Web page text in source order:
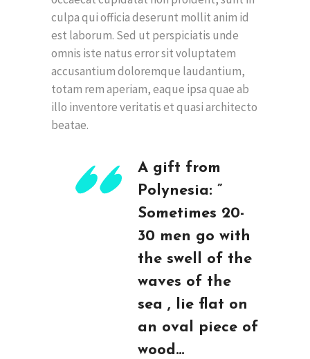
culpa qui officia deserunt mollit anim id
est laborum. Sed ut perspiciatis unde
omnis iste natus error sit voluptatem
accusantium doloremque laudantium,
totam rem aperiam, eaque ipsa quae ab
illo inventore veritatis et quasi architecto
beatae.
A gift from
Polynesia: ”
Sometimes 20-
30 men go with
the swell of the
waves of the
sea , lie flat on
an oval piece of
wood…